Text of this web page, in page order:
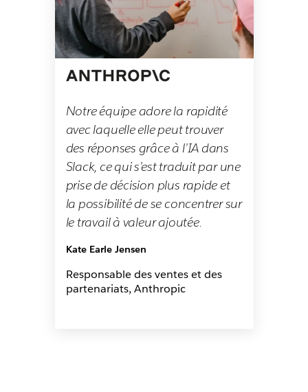
Notre équipe adore la rapidité
avec laquelle elle peut trouver
des réponses grâce à l’IA dans
Slack, ce qui s’est traduit par une
prise de décision plus rapide et
la possibilité de se concentrer sur
le travail à valeur ajoutée.
Kate Earle Jensen
Responsable des ventes et des
partenariats, Anthropic